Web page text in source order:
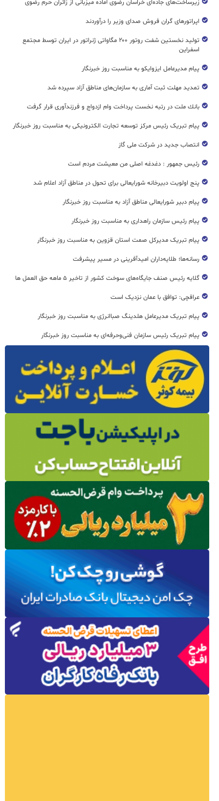
زیرساخت‌های جاده‌ای خراسان رضوی آماده میزبانی از زائران حرم رضوی
اپراتورهای گران فروش صدای وزیر را درآوردند
تولید نخستین شفت روتور ۲۰۰ مگاواتی ژنراتور در ایران توسط مجتمع
اسفراین
پیام مدیرعامل ایزوایکو به مناسبت روز خبرنگار
تمدید مهلت ثبت آماری به سازمان‌های مناطق آزاد سپرده شد
بانك ملت در رتبه نخست پرداخت وام ازدواج و فرزندآوری قرار گرفت
پیام تبریک رئیس مرکز توسعه تجارت الکترونیکی به مناسبت روز خبرنگار
انتصاب جدید در شرکت ملی گاز
رئیس جمهور : دغدغه اصلی من معیشت مردم است
پنج اولویت دبیرخانه شورایعالی برای تحول در مناطق آزاد اعلام شد
پیام دبیر شورایعالی مناطق آزاد به مناسبت روز خبرنگار
پیام رئیس سازمان راهداری به مناسبت روز خبرنگار
پیام تبریک مدیرکل صمت استان قزوین به مناسبت روز خبرنگار
رسانه‌ها؛ طلایه‌داران امیدآفرینی در مسیر پیشرفت
گلایه رئیس صنف جایگاه‌های سوخت کشور از تاخیر ۵ ماهه حق العمل ها
عراقچی: توافق با عمان نزدیک است
پیام تبریک مدیرعامل هلدینگ صباانرژی به مناسبت روز خبرنگار
پیام تبریک رئیس سازمان فنی‌و‌حرفه‌ای به مناسبت روز خبرنگار